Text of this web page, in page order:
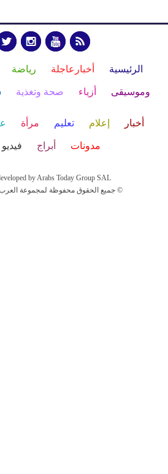
الرئيسية أخبارعاجلة رياضة
وموسيقى أزياء صحة وتغذية
أخبار إعلام تعليم مرأة
مدونات أبراج فيديو
by Arabs Today Group SAL
جميع الحقوق محفوظة لمجموعة العرب اليوم الاعلامية 2025 ©